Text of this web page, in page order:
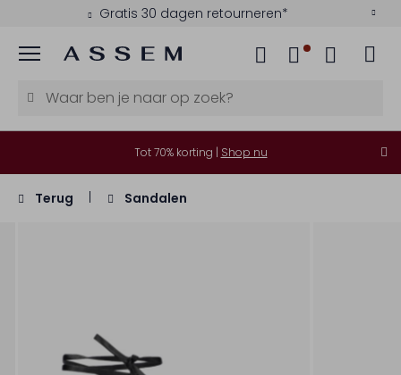
Gratis 30 dagen retourneren*
Menu
Tot 70% korting | Shop nu
Terug Sandalen